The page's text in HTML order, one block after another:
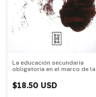
La educación secundaria
obligatoria en el marco de las
nacionales
$18.50 USD